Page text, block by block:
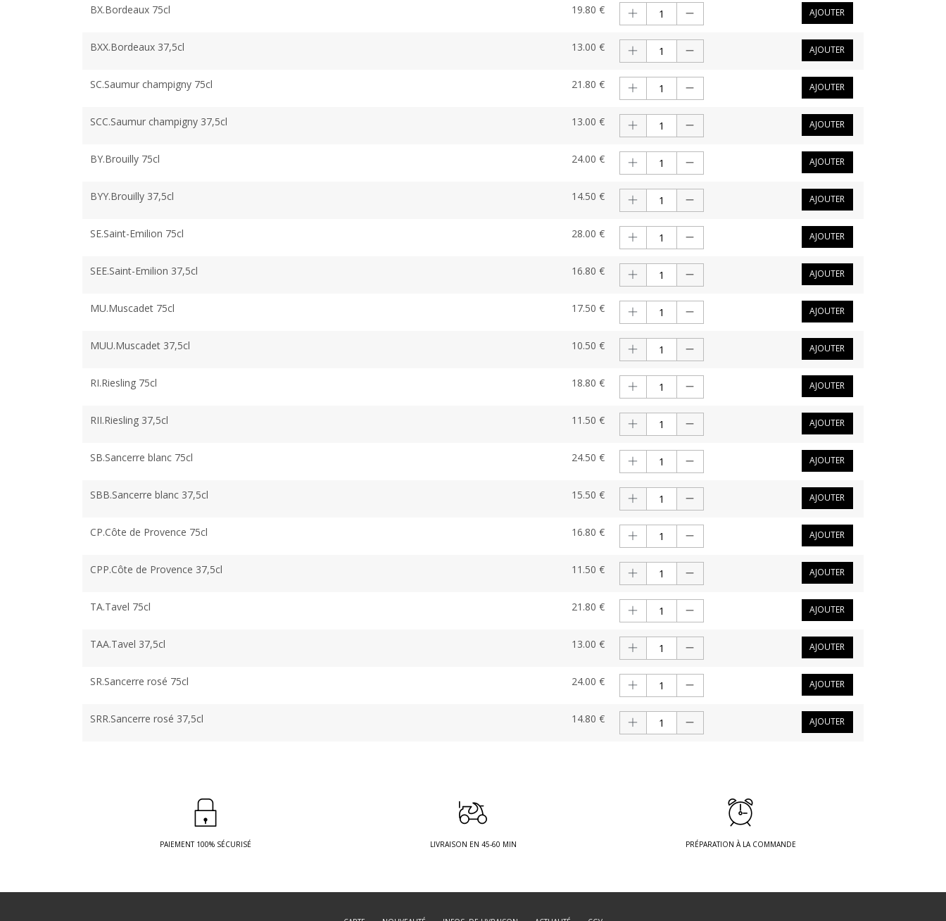
BX.Bordeaux 75cl 19.80 € AJOUTER
BXX.Bordeaux 37,5cl 13.00 € AJOUTER
SC.Saumur champigny 75cl 21.80 € AJOUTER
SCC.Saumur champigny 37,5cl 13.00 € AJOUTER
BY.Brouilly 75cl 24.00 € AJOUTER
BYY.Brouilly 37,5cl 14.50 € AJOUTER
SE.Saint-Emilion 75cl 28.00 € AJOUTER
SEE.Saint-Emilion 37,5cl 16.80 € AJOUTER
MU.Muscadet 75cl 17.50 € AJOUTER
MUU.Muscadet 37,5cl 10.50 € AJOUTER
RI.Riesling 75cl 18.80 € AJOUTER
RII.Riesling 37,5cl 11.50 € AJOUTER
SB.Sancerre blanc 75cl 24.50 € AJOUTER
SBB.Sancerre blanc 37,5cl 15.50 € AJOUTER
CP.Côte de Provence 75cl 16.80 € AJOUTER
CPP.Côte de Provence 37,5cl 11.50 € AJOUTER
TA.Tavel 75cl 21.80 € AJOUTER
TAA.Tavel 37,5cl 13.00 € AJOUTER
SR.Sancerre rosé 75cl 24.00 € AJOUTER
SRR.Sancerre rosé 37,5cl 14.80 € AJOUTER
PAIEMENT 100% SÉCURISÉ LIVRAISON EN 45-60 MIN PRÉPARATION À LA COMMANDE